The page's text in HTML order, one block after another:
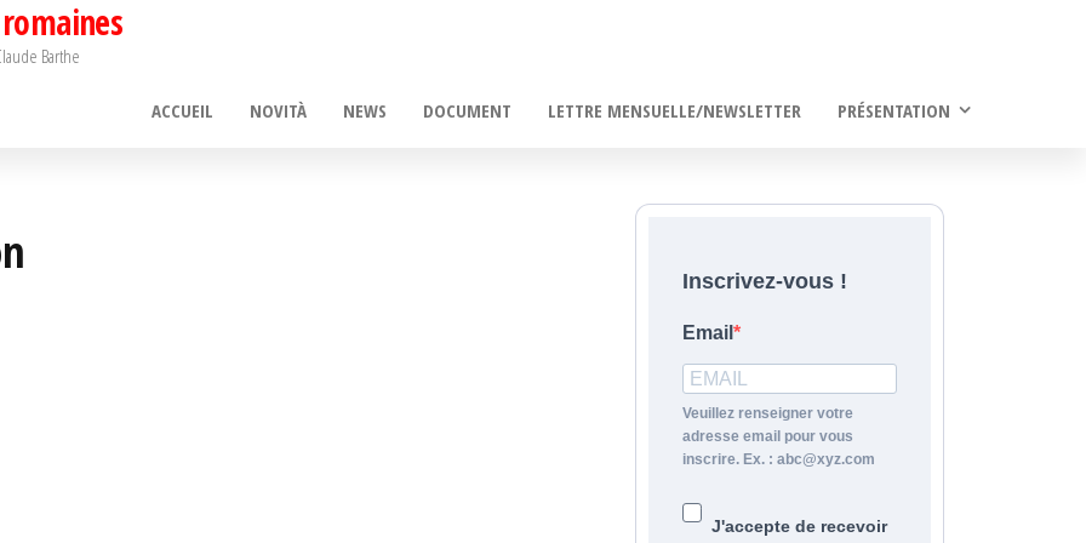
Barthe
ACCUEIL NOVITÀ NEWS DOCUMENT LETTRE MENSUELLE/NEWSLETTER PRÉSENTATION
Inscrivez-vous !
Email
Veuillez renseigner votre
adresse email pour vous
inscrire. Ex. : abc@xyz.com
J'accepte de recevoir